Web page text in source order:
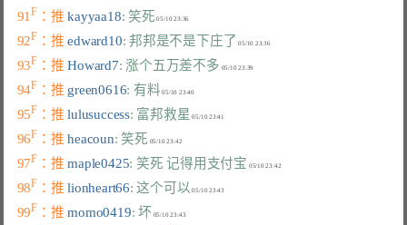
91F ：推 kayyaa18: 笑死
92F ：推 edward10: 邦邦是不是下庄了 05/10 23:36
93F ：推 Howard7: 涨个五万差不多
94F ：推 green0616: 有料 05/10 23:40
95F ：推 lulusuccess: 富邦救星
96F ：推 heacoun: 笑死
97F ：推 maple0425: 笑死 记得用支付宝
98F ：推 lionheart66: 这个可以
99F ：推 momo0419: 坏 05/10 23:43